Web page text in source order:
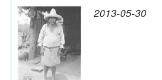
2013-05-30